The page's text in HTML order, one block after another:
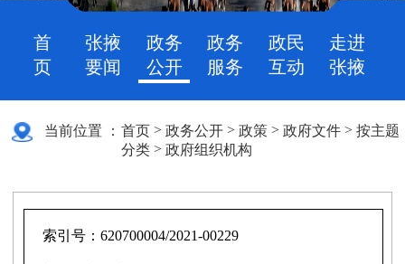
首
页
张掖
要闻
政务
公开
政务
服务
政民
互动
走进
张掖
当前位置 ： 首页 >政务公开 >政策 >政府文件 >按主题
分类 >政府组织机构
索引号：620700004/2021-00229